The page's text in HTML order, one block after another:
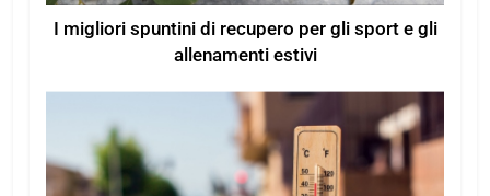
I migliori spuntini di recupero per gli sport e gli
allenamenti estivi